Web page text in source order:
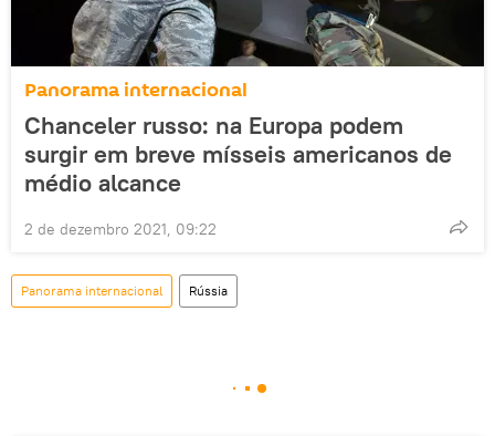
Panorama internacional
Chanceler russo: na Europa podem
surgir em breve mísseis americanos de
médio alcance
2 de dezembro 2021, 09:22
Panorama internacional Rússia